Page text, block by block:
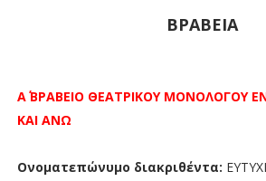
ΒΡΑΒΕΙΑ
Α΄ ΒΡΑΒΕΙΟ ΘΕΑΤΡΙΚΟΥ ΜΟΝΟΛΟΓΟΥ
ΚΑΙ ΑΝΩ
Ονοματεπώνυμο διακριθέντα: